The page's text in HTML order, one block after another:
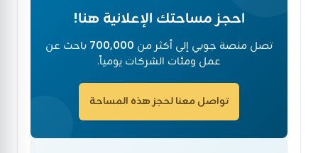
احجز مساحتك الإعلانية هنا!
تصل منصة جوبي إلى أكثر من 700,000 باحث عن
عمل ومئات الشركات يومياً.
تواصل معنا لحجز هذه المساحة